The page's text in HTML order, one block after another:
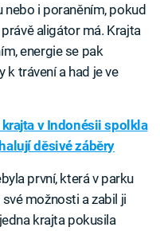
i poraněním, pokud
aligátor má. Krajta
energie se pak
k trávení a had je ve
krajta v Indonésii spolkla
děsivé záběry
první, která v parku
možnosti a zabil ji
krajta pokusila